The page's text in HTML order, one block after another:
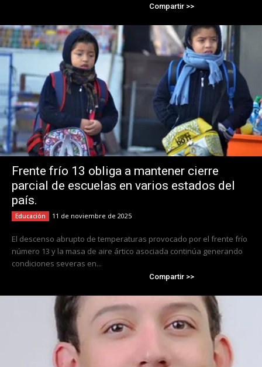
Compartir >>
Frente frío 13 obliga a mantener cierre
parcial de escuelas en varios estados del
país.
Educación 11 de noviembre de 2025
El descenso abrupto de temperaturas provocado por el frente frío
número 13 y la masa de aire ártico asociada continúa generando
condiciones severas en...
Compartir >>